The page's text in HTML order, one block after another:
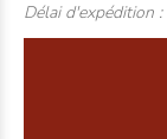
Délai d'expédition :